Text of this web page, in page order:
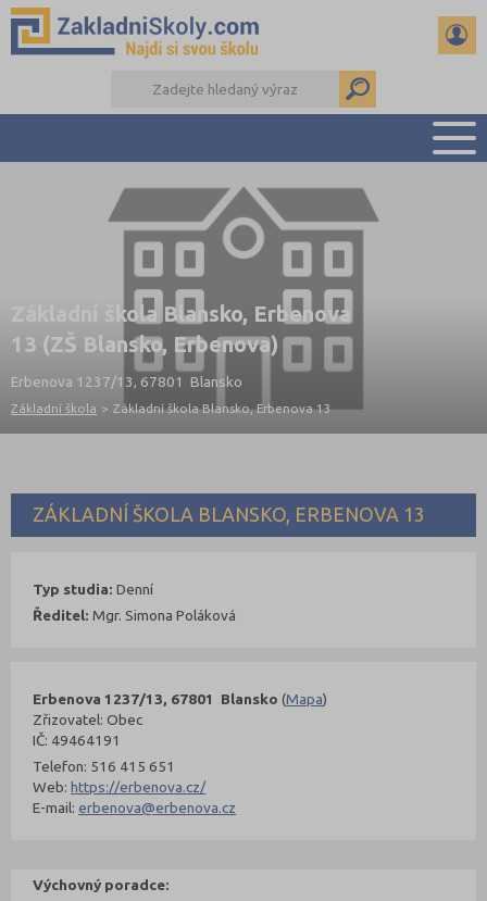
PŘEHLED ŠKOL
PŘIJÍMAČKY NA SŠ
RADY A ČLÁNKY
ČTENÁŘSKÝ DENÍK
DALŠÍ DRUHY ŠKOL
Základní škola Blansko, Erbenova
13 (ZŠ Blansko, Erbenova)
Erbenova 1237/13, 67801 Blansko
Základní škola > Základní škola Blansko, Erbenova 13
ZÁKLADNÍ ŠKOLA BLANSKO, ERBENOVA 13
Erbenova 1237/13, 67801 Blansko (Mapa)
Zřizovatel: Obec
IČ: 49464191
Telefon: 516 415 651
Web:https://erbenova.cz/
E-mail:erbenova@erbenova.cz
Typ studia: Denní
Ředitel: Mgr. Simona Poláková
Výchovný poradce: